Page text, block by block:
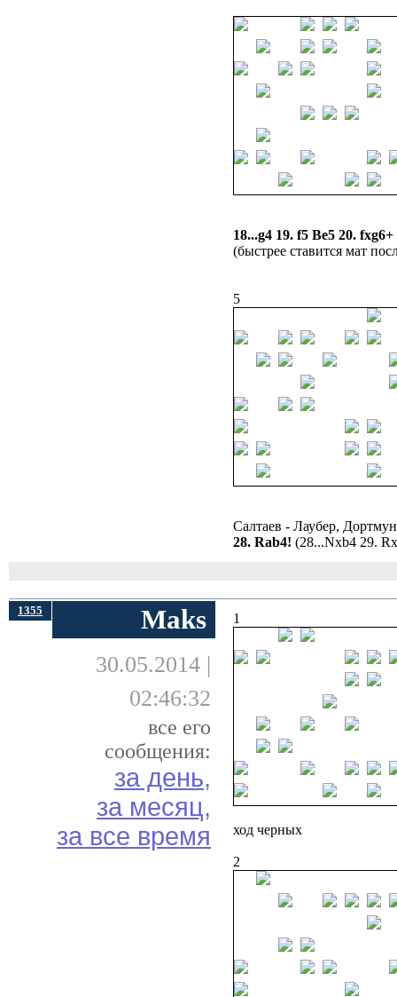
18...g4 19. f5 Be5 20.
(быстрее ставится мат
5
Салтаев - Лаубер,
28. Rab4! (28...Nxb4 29.
1355 Maks
30.05.2014 |
02:46:32
все его
сообщения:
за день,
за месяц,
за все время
1
ход черных
2